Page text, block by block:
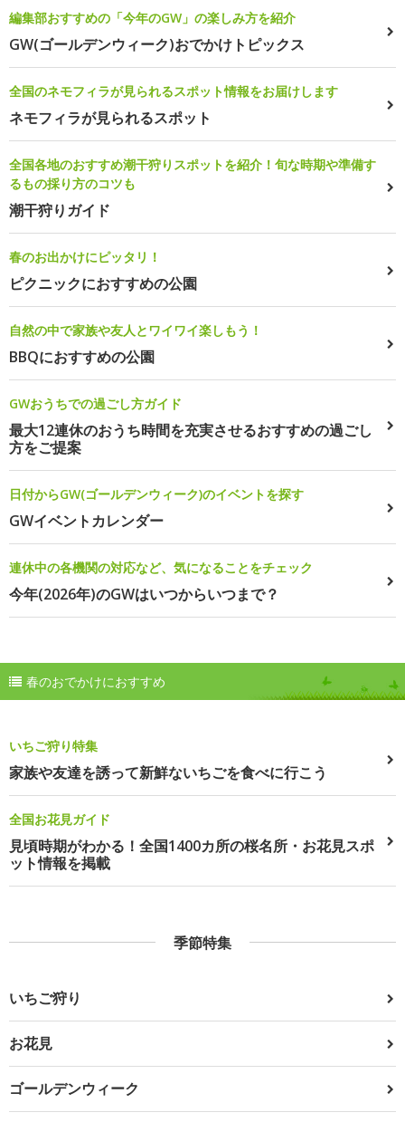
編集部おすすめの「今年のGW」の楽しみ方を紹介
GW(ゴールデンウィーク)おでかけトピックス
全国のネモフィラが見られるスポット情報をお届けします
ネモフィラが見られるスポット
全国各地のおすすめ潮干狩りスポットを紹介！旬な時期や準備す
るもの採り方のコツも
潮干狩りガイド
春のお出かけにピッタリ！
ピクニックにおすすめの公園
自然の中で家族や友人とワイワイ楽しもう！
BBQにおすすめの公園
GWおうちでの過ごし方ガイド
最大12連休のおうち時間を充実させるおすすめの過ごし
方をご提案
日付からGW(ゴールデンウィーク)のイベントを探す
GWイベントカレンダー
連休中の各機関の対応など、気になることをチェック
今年(2026年)のGWはいつからいつまで？
春のおでかけにおすすめ
いちご狩り特集
家族や友達を誘って新鮮ないちごを食べに行こう
全国お花見ガイド
見頃時期がわかる！全国1400カ所の桜名所・お花見スポ
ット情報を掲載
季節特集
いちご狩り
お花見
ゴールデンウィーク